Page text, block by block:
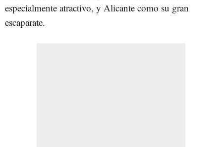
especialmente atractivo, y Alicante como su gran
escaparate.